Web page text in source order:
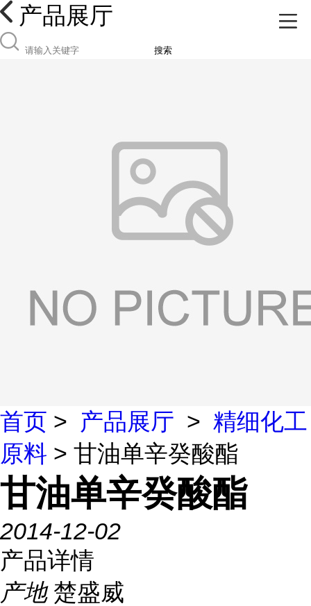
产品展厅
搜索
首页 > 产品展厅 > 精细化工
原料 > 甘油单辛癸酸酯
甘油单辛癸酸酯
2014-12-02
产品详情
产地 楚盛威